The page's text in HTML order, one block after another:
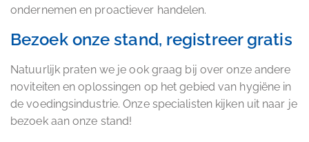
ondernemen en proactiever handelen.
Bezoek onze stand, registreer gratis
Natuurlijk praten we je ook graag bij over onze andere
noviteiten en oplossingen op het gebied van hygiëne in
de voedingsindustrie. Onze specialisten kijken uit naar je
bezoek aan onze stand!